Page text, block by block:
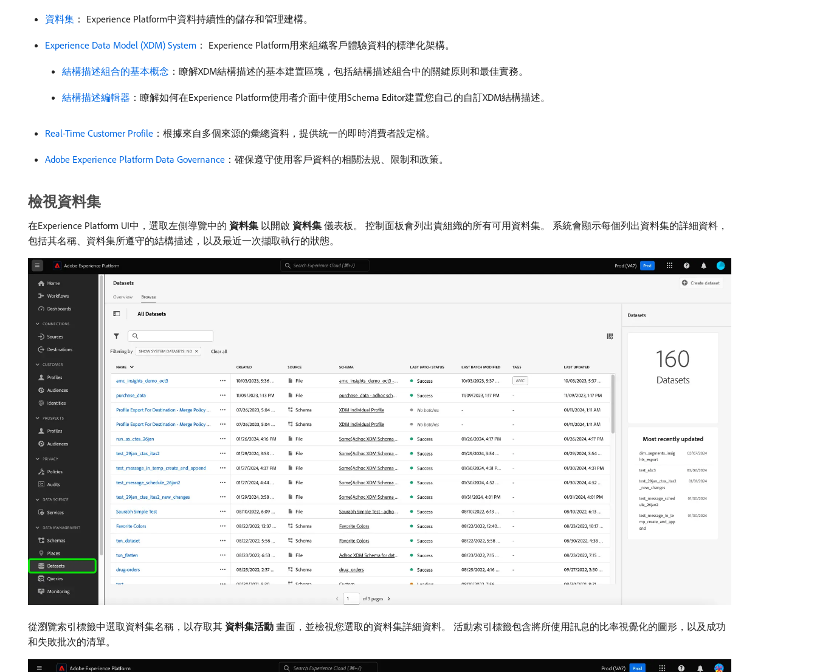
資料集 ： Experience Platform中資料持續性的儲存和管理建構。
Experience Data Model (XDM) System ： Experience Platform用來組織客戶體驗資料的標準化架構。
結構描述組合的基本概念 ：瞭解XDM結構描述的基本建置區塊，包括結構描述組合中的關鍵原則和最佳實務。
結構描述編輯器 ：瞭解如何在Experience Platform使用者介面中使用Schema Editor建置您自己的自訂XDM結構描述。
Real-Time Customer Profile ：根據來自多個來源的彙總資料，提供統一的即時消費者設定檔。
Adobe Experience Platform Data Governance ：確保遵守使用客戶資料的相關法規、限制和政策。
檢視資料集
在Experience Platform UI中，選取左側導覽中的​ 資料集 ​以開啟​ 資料集 ​儀表板。 控制面板會列出貴組織的所有可用資料集。 系統會顯示每個列出資料集的詳細資料，
包括其名稱、資料集所遵守的結構描述，以及最近一次擷取執行的狀態。
從瀏覽索引標籤中選取資料集名稱，以存取其​ 資料集活動 ​畫面，並檢視您選取的資料集詳細資料。 活動索引標籤包含將所使用訊息的比率視覺化的圖形，以及成功
和失敗批次的清單。